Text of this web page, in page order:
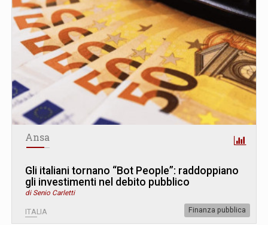
Ansa
Gli italiani tornano “Bot People”: raddoppiano
gli investimenti nel debito pubblico
di Senio Carletti
ITALIA Finanza pubblica